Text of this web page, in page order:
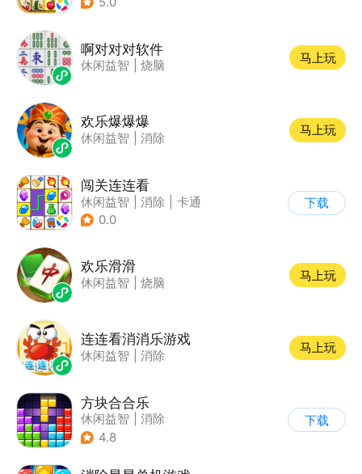
啊对对对软件
休闲益智 烧脑
马上玩
欢乐爆爆爆
休闲益智 消除
马上玩
闯关连连看
休闲益智 消除
卡通
| 连线
0.0
下载
欢乐滑滑
休闲益智 烧脑
马上玩
连连看消消乐游戏
休闲益智 消除
马上玩
方块合合乐
休闲益智
消除
4.8
下载